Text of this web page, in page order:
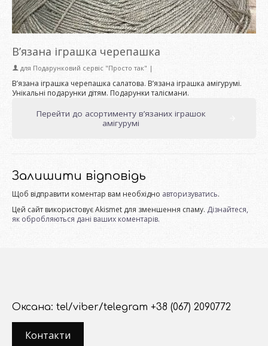
В’язана іграшка черепашка
для Подарунковий сервіс "Просто так" |
В’язана іграшка черепашка салатова. В’язана іграшка амігурумі.
Унікальні подарунки дітям. Подарунки талісмани.
Перейти до асортименту в’язаних іграшок
амігурумі
Залишити відповідь
Щоб відправити коментар вам необхідно авторизуватись.
Цей сайт використовує Akismet для зменшення спаму. Дізнайтеся,
як обробляються дані ваших коментарів.
Оксана: tel/viber/telegram +38 (067) 2090772
Контакти